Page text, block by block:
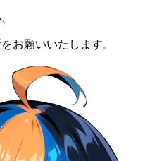
お願いいたします。